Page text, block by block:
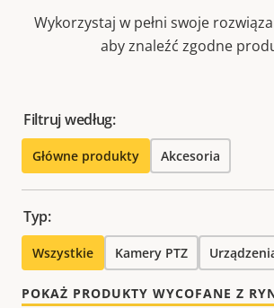
Wykorzystaj w pełni swoje
aby znaleźć zgodne
Filtruj według:
Główne produkty Akcesoria
Typ:
Wszystkie Kamery PTZ
POKAŻ PRODUKTY WYCOFANE Z